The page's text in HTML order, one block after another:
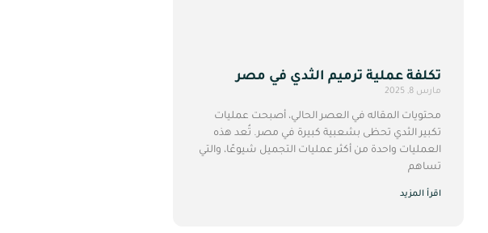
تكلفة عملية ترميم الثدي في مصر
مارس 8, 2025
محتويات المقاله في العصر الحالي، أصبحت عمليات
تكبير الثدي تحظى بشعبية كبيرة في مصر. تُعد هذه
العمليات واحدة من أكثر عمليات التجميل شيوعًا، والتي
تساهم
اقرأ المزيد